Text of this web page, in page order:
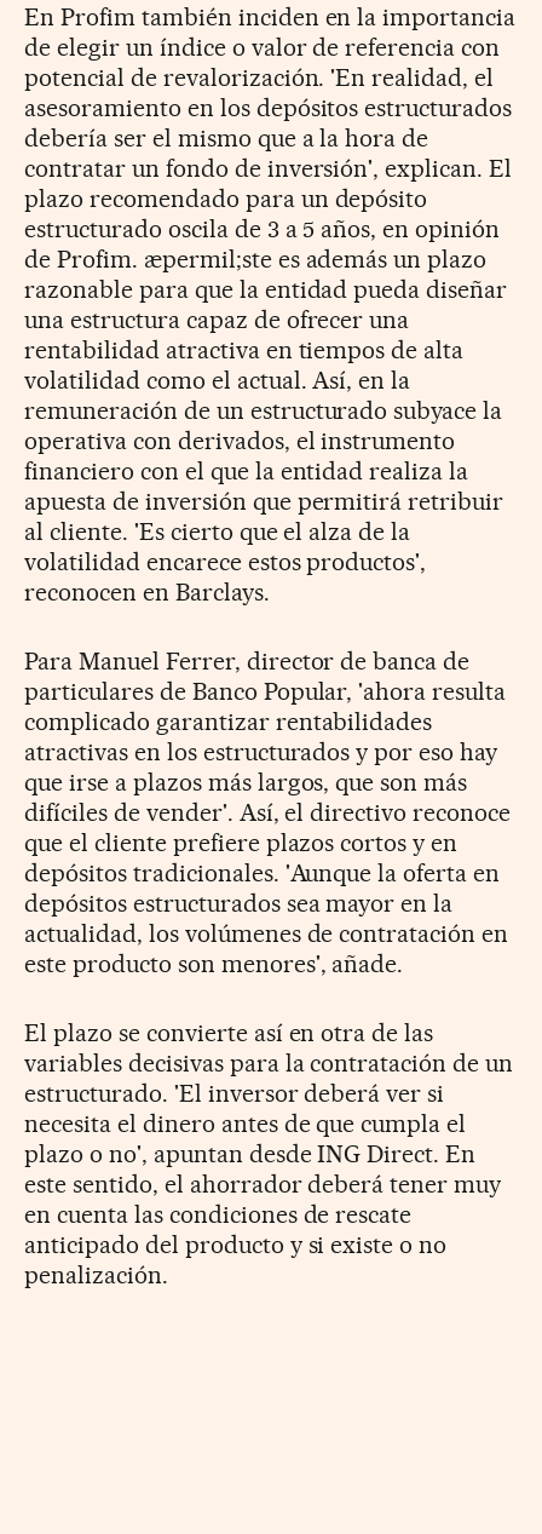
En Profim también inciden en la importancia
de elegir un índice o valor de referencia con
potencial de revalorización. 'En realidad, el
asesoramiento en los depósitos estructurados
debería ser el mismo que a la hora de
contratar un fondo de inversión', explican. El
plazo recomendado para un depósito
estructurado oscila de 3 a 5 años, en opinión
de Profim. æpermil;ste es además un plazo
razonable para que la entidad pueda diseñar
una estructura capaz de ofrecer una
rentabilidad atractiva en tiempos de alta
volatilidad como el actual. Así, en la
remuneración de un estructurado subyace la
operativa con derivados, el instrumento
financiero con el que la entidad realiza la
apuesta de inversión que permitirá retribuir
al cliente. 'Es cierto que el alza de la
volatilidad encarece estos productos',
reconocen en Barclays.
Para Manuel Ferrer, director de banca de
particulares de Banco Popular, 'ahora resulta
complicado garantizar rentabilidades
atractivas en los estructurados y por eso hay
que irse a plazos más largos, que son más
difíciles de vender'. Así, el directivo reconoce
que el cliente prefiere plazos cortos y en
depósitos tradicionales. 'Aunque la oferta en
depósitos estructurados sea mayor en la
actualidad, los volúmenes de contratación en
este producto son menores', añade.
El plazo se convierte así en otra de las
variables decisivas para la contratación de un
estructurado. 'El inversor deberá ver si
necesita el dinero antes de que cumpla el
plazo o no', apuntan desde ING Direct. En
este sentido, el ahorrador deberá tener muy
en cuenta las condiciones de rescate
anticipado del producto y si existe o no
penalización.